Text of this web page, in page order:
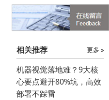
相关推荐 更多 »
机器视觉落地难？9大核
心要点避开80%坑，高效
部署不踩雷